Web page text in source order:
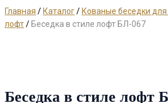
Главная / Каталог/ Кованые беседки
лофт/ Беседка в стиле лофт БЛ-067
Беседка в стиле лофт